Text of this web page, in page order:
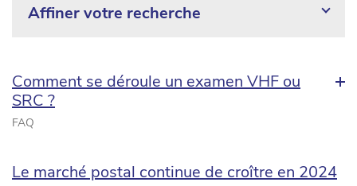
Affiner votre recherche
Comment se déroule un examen VHF ou
SRC ?
FAQ
Le marché postal continue de croître en 2024